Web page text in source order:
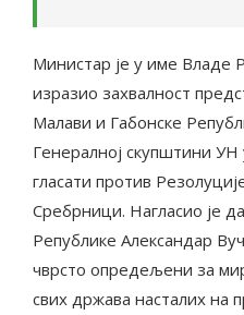
Министар је у име Владе
изразио захвалност
Малави и Габонске
Генералној скупштини УН
гласати против
Сребрници. Нагласио је
Републике Александар
чврсто опредељени за
свих држава насталих на